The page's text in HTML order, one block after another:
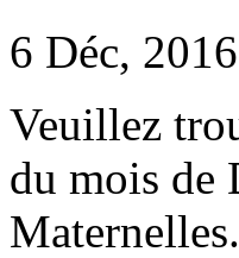
6 Déc,
Veuillez
du mois de
Maternelles.